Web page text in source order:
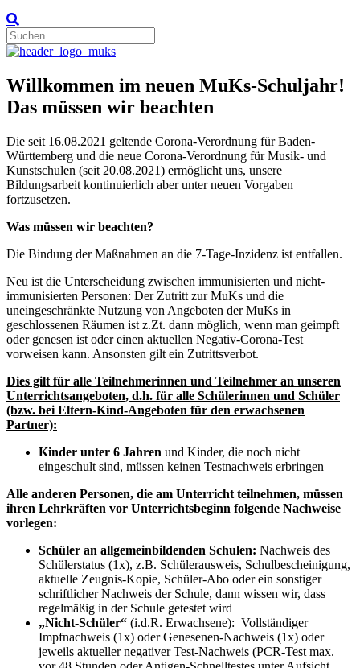
Willkommen im neuen MuKs-Schuljahr!
Das müssen wir beachten
Die seit 16.08.2021 geltende Corona-Verordnung für Baden-
Württemberg und die neue Corona-Verordnung für Musik- und
Kunstschulen (seit 20.08.2021) ermöglicht uns, unsere
Bildungsarbeit kontinuierlich aber unter neuen Vorgaben
fortzusetzen.
Was müssen wir beachten?
Die Bindung der Maßnahmen an die 7-Tage-Inzidenz ist entfallen.
Neu ist die Unterscheidung zwischen immunisierten und nicht-
immunisierten Personen: Der Zutritt zur MuKs und die
uneingeschränkte Nutzung von Angeboten der MuKs in
geschlossenen Räumen ist z.Zt. dann möglich, wenn man geimpft
oder genesen ist oder einen aktuellen Negativ-Corona-Test
vorweisen kann. Ansonsten gilt ein Zutrittsverbot.
Dies gilt für alle Teilnehmerinnen und Teilnehmer an unseren
Unterrichtsangeboten, d.h. für alle Schülerinnen und Schüler
(bzw. bei Eltern-Kind-Angeboten für den erwachsenen
Partner):
Kinder unter 6 Jahren und Kinder, die noch nicht
eingeschult sind, müssen keinen Testnachweis erbringen
Alle anderen Personen, die am Unterricht teilnehmen, müssen
ihren Lehrkräften vor Unterrichtsbeginn folgende Nachweise
vorlegen:
Schüler an allgemeinbildenden Schulen: Nachweis des
Schülerstatus (1x), z.B. Schülerausweis, Schulbescheinigung,
aktuelle Zeugnis-Kopie, Schüler-Abo oder ein sonstiger
schriftlicher Nachweis der Schule, dann wissen wir, dass
regelmäßig in der Schule getestet wird
„Nicht-Schüler“ (i.d.R. Erwachsene): Vollständiger
Impfnachweis (1x) oder Genesenen-Nachweis (1x) oder
jeweils aktueller negativer Test-Nachweis (PCR-Test max.